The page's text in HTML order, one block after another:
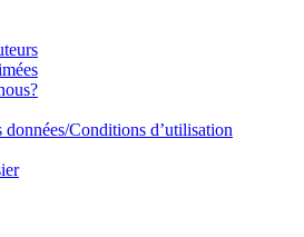
données/Conditions d’utilisation